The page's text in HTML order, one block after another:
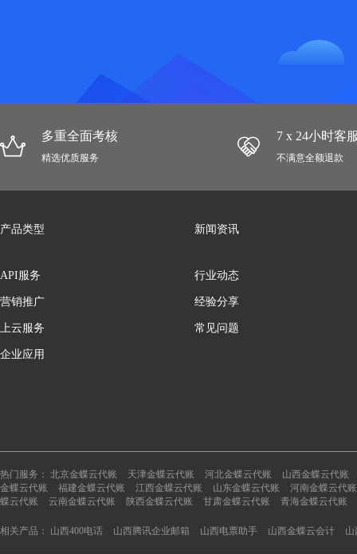
多重全面考核
精选优质服务
7 x 24小时客
不满意全额退款
产品类型
API服务
营销推广
上云服务
企业应用
新闻资讯
行业动态
经验分享
常见问题
热门服务： 北京金蝶云代账 天津金蝶云代账 河北金蝶云代账
山西金蝶云代账
金蝶云代账
福建金蝶云代账 江西金蝶云代账 山东金蝶云代账
河南金蝶云代账
蝶云代账
云南金蝶云代账 陕西金蝶云代账 甘肃金蝶云代账 青海金蝶云代账
相关产品： 山西400电话 山西腾讯企业邮箱 山西电票助手 山西金蝶云会计 山